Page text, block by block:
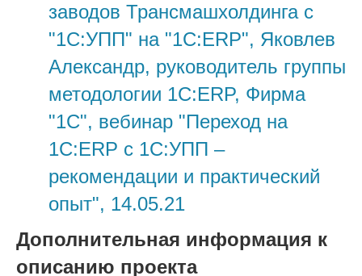
заводов Трансмашхолдинга с
"1С:УПП" на "1С:ERP", Яковлев
Александр, руководитель группы
методологии 1С:ERP, Фирма
"1С", вебинар "Переход на
1С:ERP с 1С:УПП –
рекомендации и практический
опыт", 14.05.21
Дополнительная информация к
описанию проекта